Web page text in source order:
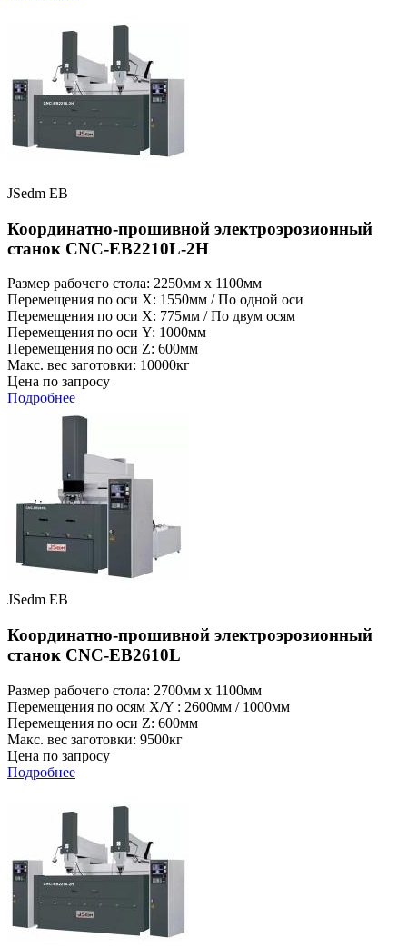
JSedm EB
Координатно-прошивной электроэрозионный
станок CNC-EB2210L-2H
Размер рабочего стола: 2250мм x 1100мм
Перемещения по оси X: 1550мм / По одной оси
Перемещения по оси X: 775мм / По двум осям
Перемещения по оси Y: 1000мм
Перемещения по оси Z: 600мм
Макс. вес заготовки: 10000кг
Цена по запросу
Подробнее
JSedm EB
Координатно-прошивной электроэрозионный
станок CNC-EB2610L
Размер рабочего стола: 2700мм x 1100мм
Перемещения по осям X/Y : 2600мм / 1000мм
Перемещения по оси Z: 600мм
Макс. вес заготовки: 9500кг
Цена по запросу
Подробнее